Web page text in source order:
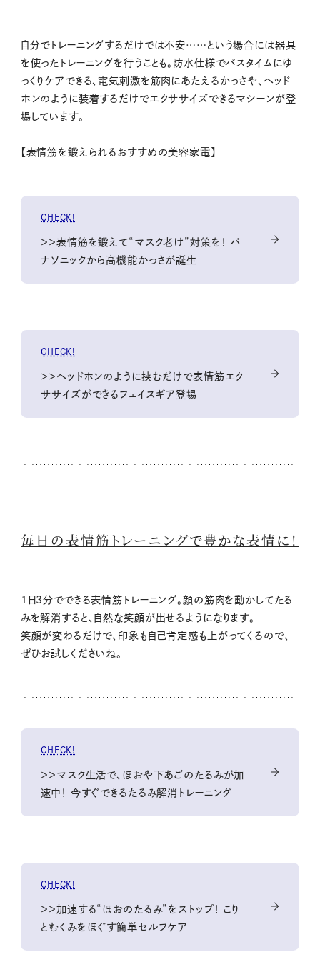
自分でトレーニングするだけでは不安……という場合には器具
を使ったトレーニングを行うことも。防水仕様でバスタイムにゆ
っくりケアできる、電気刺激を筋肉にあたえるかっさや、ヘッド
ホンのように装着するだけでエクササイズできるマシーンが登
場しています。
【表情筋を鍛えられるおすすめの美容家電】
CHECK!
＞＞表情筋を鍛えて“マスク老け”対策を！ パ
ナソニックから高機能かっさが誕生
CHECK!
＞＞ヘッドホンのように挟むだけで表情筋エク
ササイズができるフェイスギア登場
毎日の表情筋トレーニングで豊かな表情に！
1日3分でできる表情筋トレーニング。顔の筋肉を動かしてたる
みを解消すると、自然な笑顔が出せるようになります。
笑顔が変わるだけで、印象も自己肯定感も上がってくるので、
ぜひお試しくださいね。
CHECK!
＞＞マスク生活で、ほおや下あごのたるみが加
速中！ 今すぐできるたるみ解消トレーニング
CHECK!
＞＞加速する“ほおのたるみ”をストップ！ こり
とむくみをほぐす簡単セルフケア